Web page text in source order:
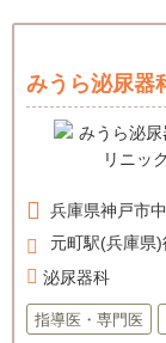
みうら泌尿器
兵庫県神戸市
元町駅(兵庫県
泌尿器科
指導医・専門医